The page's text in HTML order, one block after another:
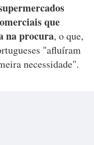
que
na procura, o que,
"afluíram
necessidade".